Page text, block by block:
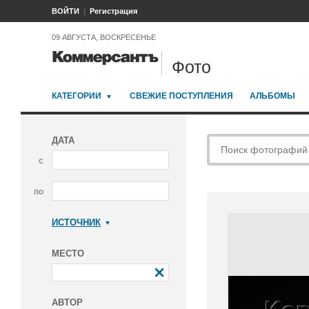
ВОЙТИ Регистрация
09 АВГУСТА, ВОСКРЕСЕНЬЕ
Фото
КАТЕГОРИИ СВЕЖИЕ ПОСТУПЛЕНИЯ АЛЬБОМЫ
ДАТА
с
по
ИСТОЧНИК
МЕСТО
АВТОР